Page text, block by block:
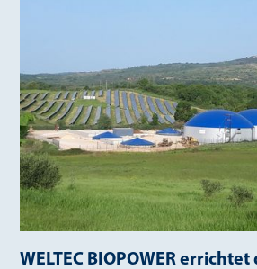
WELTEC BIOPOWER